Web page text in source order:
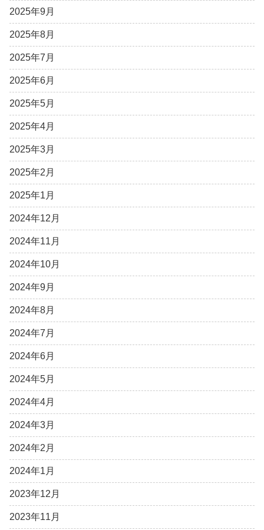
2025年9月
2025年8月
2025年7月
2025年6月
2025年5月
2025年4月
2025年3月
2025年2月
2025年1月
2024年12月
2024年11月
2024年10月
2024年9月
2024年8月
2024年7月
2024年6月
2024年5月
2024年4月
2024年3月
2024年2月
2024年1月
2023年12月
2023年11月